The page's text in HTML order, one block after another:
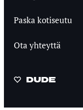
Paska kotiseutu
Ota yhteyttä